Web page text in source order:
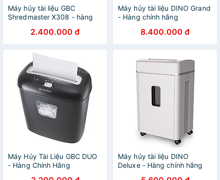
Máy hủy tài liệu GBC
Shredmaster X308 - hàng
2.400.000 đ
Máy hủy tài liệu DINO Grand
- Hàng chính hãng
8.400.000 đ
Máy Hủy Tài Liệu GBC DUO
- Hàng Chính Hãng
Máy hủy tài liệu DINO
Deluxe - Hàng chính hãng